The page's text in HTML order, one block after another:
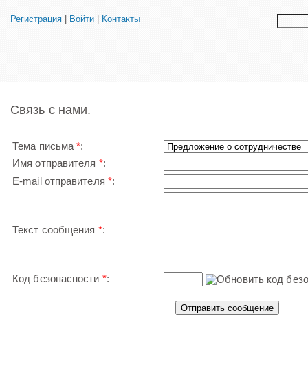
Регистрация Войти Контакты
Связь с нами.
Тема письма*:
Имя отправителя *:
E-mail отправителя *:
Текст сообщения *:
Код безопасности *: